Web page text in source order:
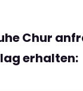
Chur
erhalten: